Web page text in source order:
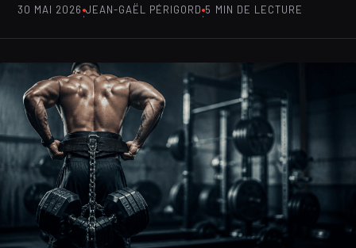
30 MAI 2026·JEAN-GAËL PÉRIGORD·5 MIN DE LECTURE